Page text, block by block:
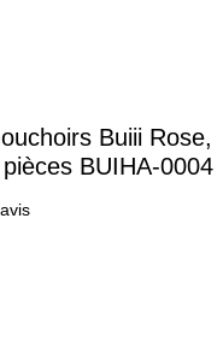
Buiii Rose,
BUIHA-0004
cinq étoiles selon 2 avis